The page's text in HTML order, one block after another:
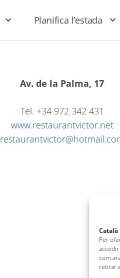
Català
Per
com
retirar
Planifica l’estada
Av. de la Palma, 17
Tel. +34 972 342 431
www.restaurantvictor.net